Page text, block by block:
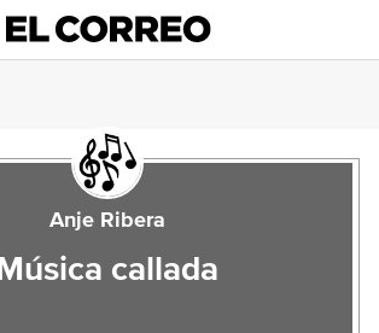
Anje Ribera
Música callada